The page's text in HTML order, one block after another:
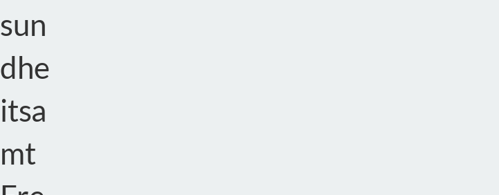
sun
dhe
itsa
mt